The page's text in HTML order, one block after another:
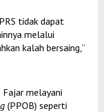
tidak dapat
melalui
kalah bersaing,”
Fajar melayani
(PPOB) seperti